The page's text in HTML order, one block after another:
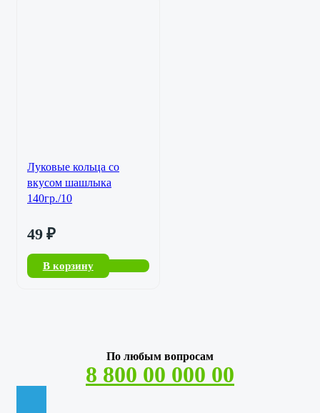
Луковые кольца со
вкусом шашлыка
140гр./10
49 ₽
В корзину
По любым вопросам
8 800 00 000 00